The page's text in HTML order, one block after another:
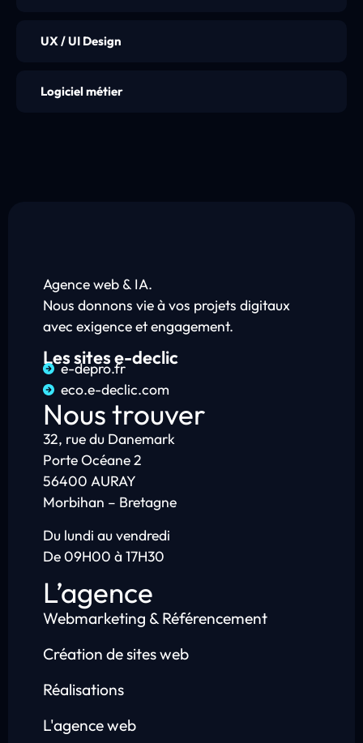
UX / UI Design
Logiciel métier
Agence web & IA.
Nous donnons vie à vos projets digitaux
avec exigence et engagement.
Les sites e-declic
e-depro.fr
eco.e-declic.com
Nous trouver
32, rue du Danemark
Porte Océane 2
56400 AURAY
Morbihan – Bretagne
Du lundi au vendredi
De 09H00 à 17H30
L’agence
Webmarketing & Référencement
Création de sites web
Réalisations
L'agence web